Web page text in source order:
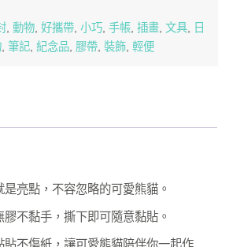
, 動物, 好攜帶, 小巧, 手帳, 插畫, 文具, 日
, 筆記, 紀念品, 膠帶, 裝飾, 輕便
亮點，不容忽略的可愛熊貓。
膠不黏手，撕下即可隨意黏貼。
貼不傷紙，讓可愛熊貓陪伴你一起作